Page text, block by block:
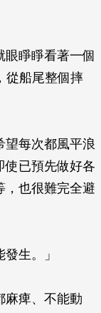
眼睜睜看著一個
從船尾整個摔
望每次都風平浪
使已預先做好各
，也很難完全避
生。」
麻痺、不能動